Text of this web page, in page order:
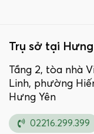
Trụ sở tại Hưng
Tầng 2, tòa nhà
Linh, phường
Hưng Yên
02216.299.399